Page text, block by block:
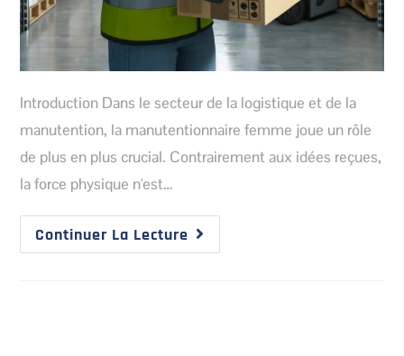
Introduction Dans le secteur de la logistique et de la
manutention, la manutentionnaire femme joue un rôle
de plus en plus crucial. Contrairement aux idées reçues,
la force physique n'est…
Continuer La Lecture